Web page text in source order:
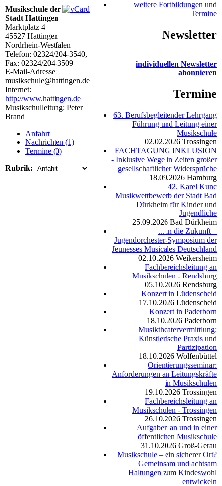
Musikschule der
Stadt Hattingen
Marktplatz 4
45527 Hattingen
Nordrhein-Westfalen
Telefon: 02324/204-3540,
Fax: 02324/204-3509
E-Mail-Adresse:
musikschule@hattingen.de
Internet:
http://www.hattingen.de
Musikschulleitung: Peter
Brand
Anfahrt
Nachrichten (1)
Termine (0)
Rubrik:
weitere Fortbildungen und
Termine
Newsletter
individuellen Newsletter
abonnieren
Termine
63. Berufsbegleitender Lehrgang
Führung und Leitung einer
Musikschule
02.02.2026 Trossingen
FACHTAGUNG INKLUSION
- Inklusive Wege in Zeiten großer
gesellschaftlicher Widersprüche
18.09.2026 Hamburg
42. Karel Kunc
Musikwettbewerb der Stadt Bad
Dürkheim für Kinder und
Jugendliche
25.09.2026 Bad Dürkheim
... in die Zukunft –
Jugendorchester-Symposium der
Jeunesses Musicales Deutschland
02.10.2026 Weikersheim
Fachbereichsleitung an
Musikschulen - Rendsburg
05.10.2026 Rendsburg
Konzert in Lüdenscheid
17.10.2026 Lüdenscheid
Konzert in Paderborn
18.10.2026 Paderborn
Musiktheatervermittlung:
Künstlerische Praxis und
Partizipation
18.10.2026 Wolfenbüttel
Orientierungsseminar:
Anforderungen an Leitungskräfte
in Musikschulen
19.10.2026 Trossingen
Fachbereichsleitung an
Musikschulen - Trossingen
26.10.2026 Trossingen
Aufgaben an und in einer
öffentlichen Musikschule
31.10.2026 Groß-Gerau
Musikschule – ein sicherer Ort?
Gemeinsam und achtsam
Haltungen zum Kindeswohl
entwickeln